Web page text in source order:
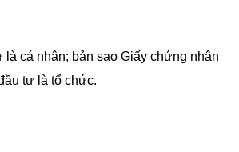
cá nhân; bản sao Giấy chứng nhận
tư là tổ chức.